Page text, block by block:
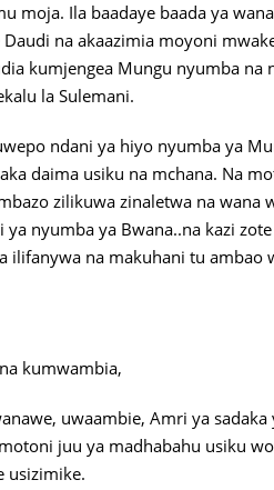
moja. Ila baadaye baada ya
na akaazimia moyoni
kumjengea Mungu nyumba
la Sulemani.
ndani ya hiyo nyumba ya
daima usiku na mchana. Na
zilikuwa zinaletwa na wana
nyumba ya Bwana..na kazi
ilifanywa na makuhani tu ambao
kumwambia,
uwaambie, Amri ya
juu ya madhabahu usiku
usizimike.